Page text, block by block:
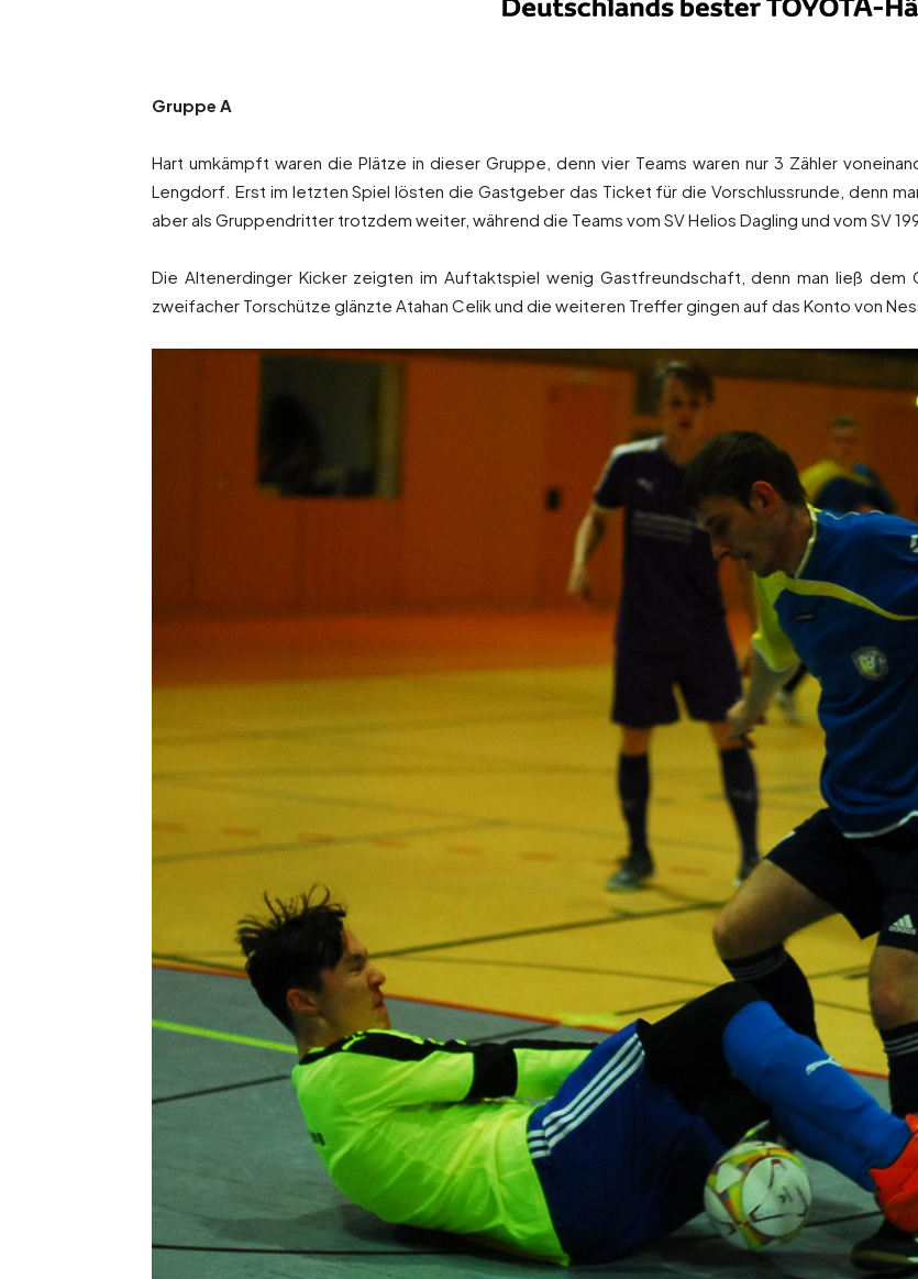
Gruppe A
Hart umkämpft waren die Plätze in dieser Gruppe, denn vier Teams waren nur 3 Zähler
Lengdorf. Erst im letzten Spiel lösten die Gastgeber das Ticket für die Vorschlussrunde, denn
aber als Gruppendritter trotzdem weiter, während die Teams vom SV Helios Dagling und vom SV
Die Altenerdinger Kicker zeigten im Auftaktspiel wenig Gastfreundschaft, denn man ließ dem
zweifacher Torschütze glänzte Atahan Celik und die weiteren Treffer gingen auf das Konto von